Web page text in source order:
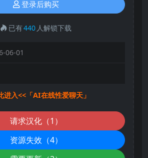
登录后购买
已有440 人解锁下载
06-01
进入<<「AI在线性爱聊天」
请求汉化（1）
资源失效（4）